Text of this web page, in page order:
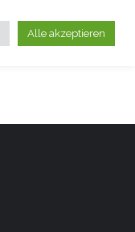
Alle akzeptieren